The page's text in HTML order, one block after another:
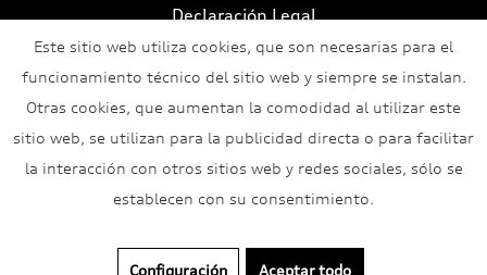
Declaración Legal
Este sitio web utiliza cookies, que son necesarias para el
funcionamiento técnico del sitio web y siempre se instalan.
Otras cookies, que aumentan la comodidad al utilizar este
sitio web, se utilizan para la publicidad directa o para facilitar
la interacción con otros sitios web y redes sociales, sólo se
establecen con su consentimiento.
Configuración Aceptar todo